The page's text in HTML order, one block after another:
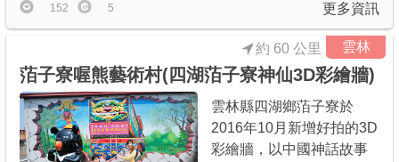
更多資訊
152 5
雲林
萡子寮喔熊藝術村(四湖萡子寮神仙3D彩繪牆)
約 60 公里
雲林縣四湖鄉萡子寮於
2016年10月新增好拍的3D
彩繪牆，以中國神話故事